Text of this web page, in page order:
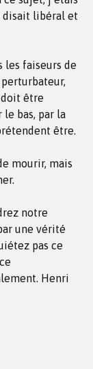
disait libéral et
les faiseurs de
doit être
bas, par la
être.
mourir, mais
notre
une vérité
pas ce
Henri